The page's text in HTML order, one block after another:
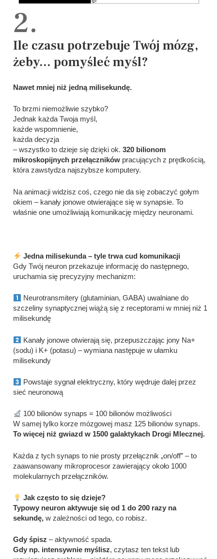
2.
Ile czasu potrzebuje Twój mózg,
żeby... pomyśleć myśl?
Nawet mniej niż jedną milisekundę.
To brzmi niemożliwie szybko?
Jednak każda Twoja myśl,
każde wspomnienie,
każda decyzja
– wszystko to dzieje się dzięki ok.320 bilionom
mikroskopijnych przełączników pracujących z prędkością,
która zawstydza najszybsze komputery.
Na animacji widzisz coś, czego nie da się zobaczyć gołym
okiem – kanały jonowe otwierające się w synapsie. To
właśnie one umożliwiają komunikację między neuronami.
Jedna milisekunda – tyle trwa cud komunikacji
Gdy Twój neuron przekazuje informację do następnego,
uruchamia się precyzyjny mechanizm:
Neurotransmitery (glutaminian, GABA) uwalniane do
szczeliny synaptycznej wiążą się z receptorami w mniej niż 1
milisekundę
Kanały jonowe otwierają się, przepuszczając jony Na+
(sodu) i K+ (potasu) – wymiana następuje w ułamku
milisekundy
Powstaje sygnał elektryczny, który wędruje dalej przez
sieć neuronową
100 bilionów synaps = 100 bilionów możliwości
W samej tylko korze mózgowej masz 125 bilionów synaps.
To więcej niż gwiazd w 1500 galaktykach Drogi Mlecznej.
Każda z tych synaps to nie prosty przełącznik „on/off” – to
zaawansowany mikroprocesor zawierający około 1000
molekularnych przełączników.
Jak często to się dzieje?
Typowy neuron aktywuje się od 1 do 200 razy na
sekundę, w zależności od tego, co robisz.
Gdy śpisz – aktywność spada.
Gdy np. intensywnie myślisz, czytasz ten tekst lub